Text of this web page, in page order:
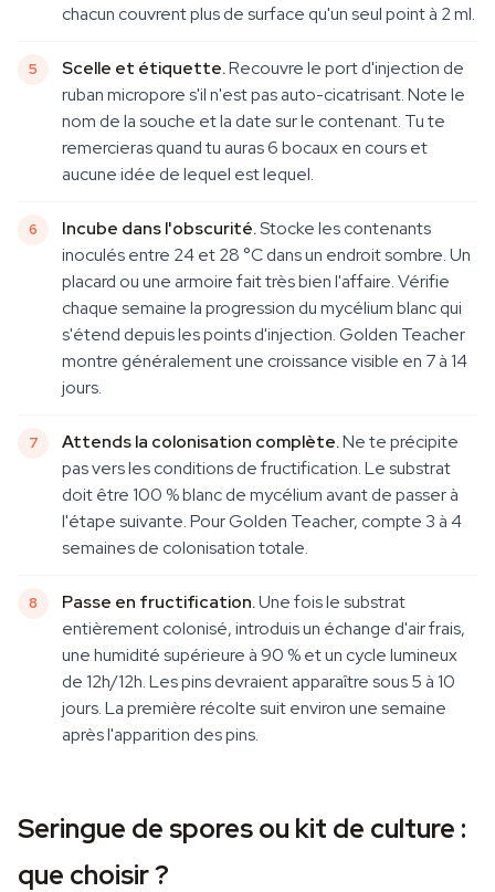
chacun couvrent plus de surface qu'un seul point à 2 ml.
Scelle et étiquette.Recouvre le port d'injection de
ruban micropore s'il n'est pas auto-cicatrisant. Note le
nom de la souche et la date sur le contenant. Tu te
remercieras quand tu auras 6 bocaux en cours et
aucune idée de lequel est lequel.
Incube dans l'obscurité.Stocke les contenants
inoculés entre 24 et 28 °C dans un endroit sombre. Un
placard ou une armoire fait très bien l'affaire. Vérifie
chaque semaine la progression du mycélium blanc qui
s'étend depuis les points d'injection. Golden Teacher
montre généralement une croissance visible en 7 à 14
jours.
Attends la colonisation complète.Ne te précipite
pas vers les conditions de fructification. Le substrat
doit être 100 % blanc de mycélium avant de passer à
l'étape suivante. Pour Golden Teacher, compte 3 à 4
semaines de colonisation totale.
Passe en fructification.Une fois le substrat
entièrement colonisé, introduis un échange d'air frais,
une humidité supérieure à 90 % et un cycle lumineux
de 12h/12h. Les pins devraient apparaître sous 5 à 10
jours. La première récolte suit environ une semaine
après l'apparition des pins.
Seringue de spores ou kit de culture :
que choisir ?